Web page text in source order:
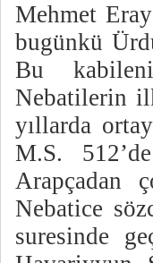
Mehmet
bugünkü
Bu
Nebatilerin
yıllarda
M.S.
Arapçadan
Nebatice
suresinde